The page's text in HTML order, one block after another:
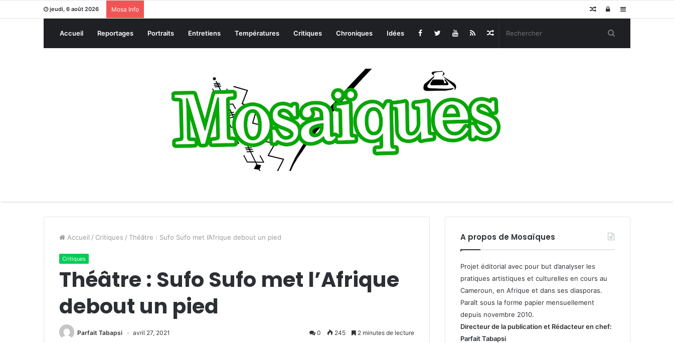
jeudi, 6 août 2026 Mosa Info Sidebar
Connexion
Article
Accueil
Reportages Portraits Entretiens Températures Critiques Chroniques Idées Article
Accueil / Critiques / Théâtre : Sufo Sufo met l’Afrique debout un pied
Critiques
Théâtre : Sufo Sufo met l’Afrique
debout un pied
Parfait Tabapsi avril 27, 2021 0 245 2 minutes de lecture
A propos de Mosaïques
Projet éditorial avec pour but d’analyser les
pratiques artistiques et culturelles en cours au
Cameroun, en Afrique et dans ses diasporas.
Paraît sous la forme papier mensuellement
depuis novembre 2010.
Directeur de la publication et Rédacteur en chef:
Parfait Tabapsi